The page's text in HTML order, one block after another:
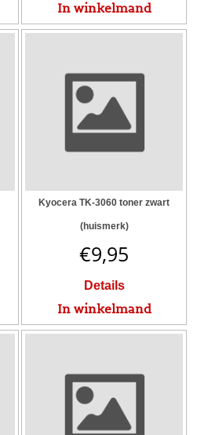
In winkelmand
Kyocera TK-3060 toner zwart
(huismerk)
€9,95
Details
In winkelmand